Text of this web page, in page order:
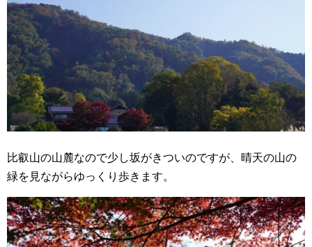
比叡山の山麓なので少し坂がきついのですが、晴天の山の
緑を見ながらゆっくり歩きます。